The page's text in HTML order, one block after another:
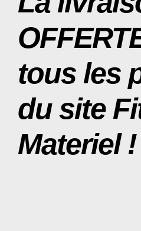
tous les
du site
Materiel !